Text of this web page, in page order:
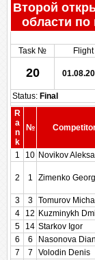
Второй
области по
Task №
Flight
20
Status: Final
R
a
n
k
№
1
10 Novikov
2 1 Zimenko
3 3 Tomurov
4
12 Kuzminykh
5
14 Starkov Igor
6
6 Nasonova
7
7 Volodin Denis